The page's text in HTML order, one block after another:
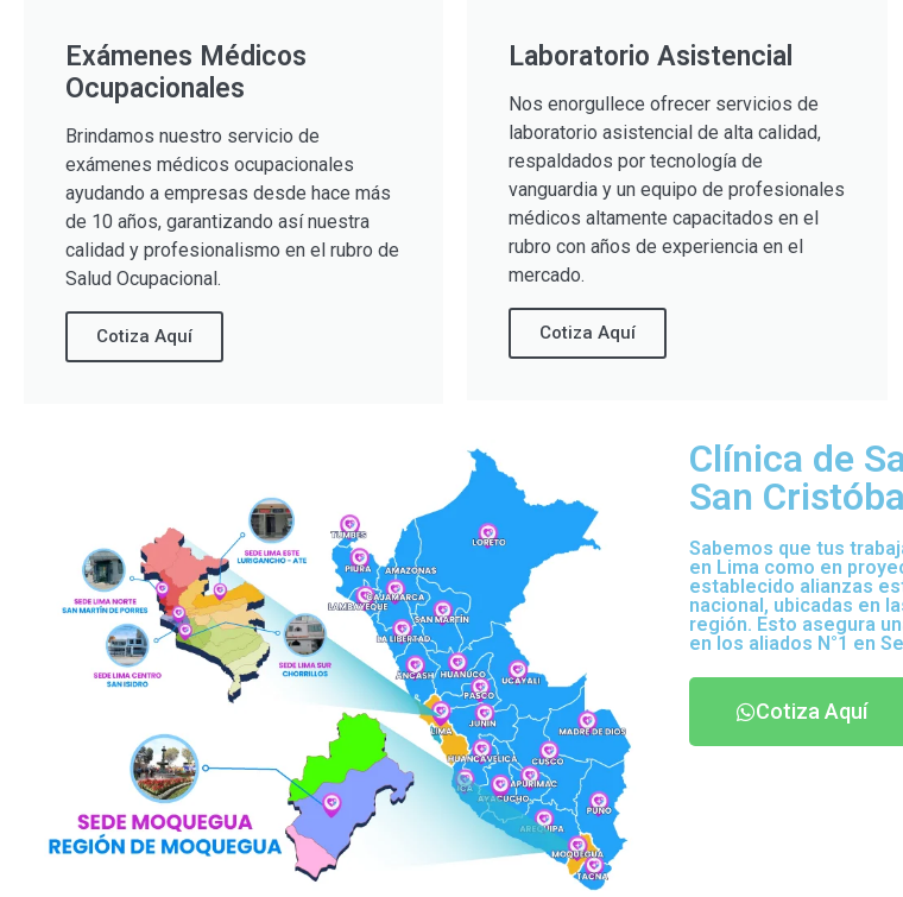
Exámenes Médicos
Ocupacionales
Brindamos nuestro servicio de
exámenes médicos ocupacionales
ayudando a empresas desde hace más
de 10 años, garantizando así nuestra
calidad y profesionalismo en el rubro de
Salud Ocupacional.
Cotiza Aquí
Laboratorio Asistencial
Nos enorgullece ofrecer servicios de
laboratorio asistencial de alta calidad,
respaldados por tecnología de
vanguardia y un equipo de profesionales
médicos altamente capacitados en el
rubro con años de experiencia en el
mercado.
Cotiza Aquí
Clínica de
San
Sabemos que tus
en Lima como en
establecido alianzas
nacional, ubicadas en
región. Esto asegura
en los aliados N°1 en
Cotiza Aquí